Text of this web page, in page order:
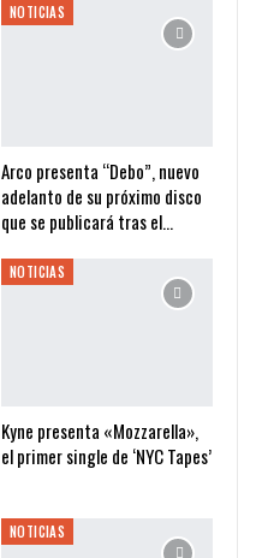
NOTICIAS
Arco presenta “Debo”, nuevo
adelanto de su próximo disco
que se publicará tras el…
NOTICIAS
Kyne presenta «Mozzarella»,
el primer single de ‘NYC Tapes’
NOTICIAS